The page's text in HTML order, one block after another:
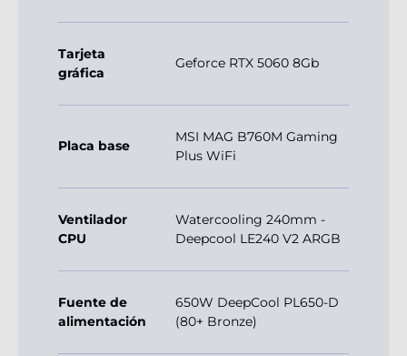
Tarjeta
gráfica
Geforce RTX 5060 8Gb
Placa base
MSI MAG B760M Gaming
Plus WiFi
Ventilador
CPU
Watercooling 240mm -
Deepcool LE240 V2 ARGB
Fuente de
alimentación
650W DeepCool PL650-D
(80+ Bronze)